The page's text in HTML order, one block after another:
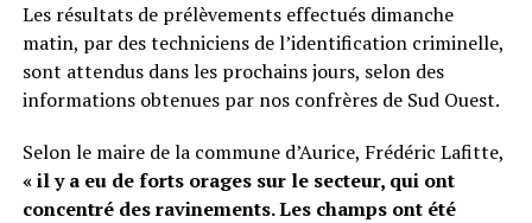
Les résultats de prélèvements effectués dimanche
matin, par des techniciens de l’identification criminelle,
sont attendus dans les prochains jours, selon des
informations obtenues par nos confrères de Sud Ouest.
Selon le maire de la commune d’Aurice, Frédéric Lafitte,
« il y a eu de forts orages sur le secteur, qui ont
concentré des ravinements. Les champs ont été